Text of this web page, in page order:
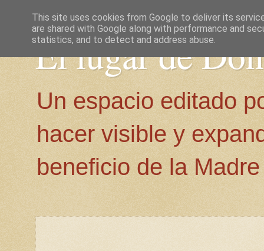
El lugar de
Un espacio editado
hacer visible y
beneficio de la
This site uses cookies from Google to deliver its
are shared with Google along with performance and
statistics, and to detect and address abuse.